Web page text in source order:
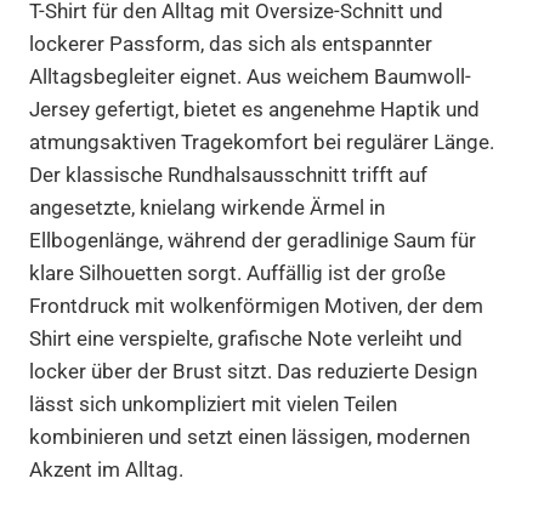
Oversize
Tee
Menge
T-Shirt für den Alltag mit Oversize-Schnitt und
lockerer Passform, das sich als entspannter
Alltagsbegleiter eignet. Aus weichem Baumwoll-
Jersey gefertigt, bietet es angenehme Haptik und
atmungsaktiven Tragekomfort bei regulärer Länge.
Der klassische Rundhalsausschnitt trifft auf
angesetzte, knielang wirkende Ärmel in
Ellbogenlänge, während der geradlinige Saum für
klare Silhouetten sorgt. Auffällig ist der große
Frontdruck mit wolkenförmigen Motiven, der dem
Shirt eine verspielte, grafische Note verleiht und
locker über der Brust sitzt. Das reduzierte Design
lässt sich unkompliziert mit vielen Teilen
kombinieren und setzt einen lässigen, modernen
Akzent im Alltag.